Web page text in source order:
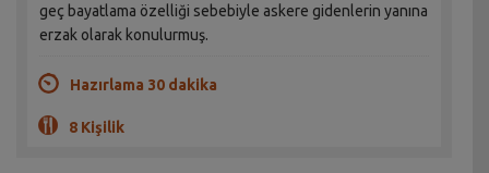
geç bayatlama özelliği sebebiyle askere gidenlerin yanına
erzak olarak konulurmuş.
Hazırlama 30 dakika
8 Kişilik